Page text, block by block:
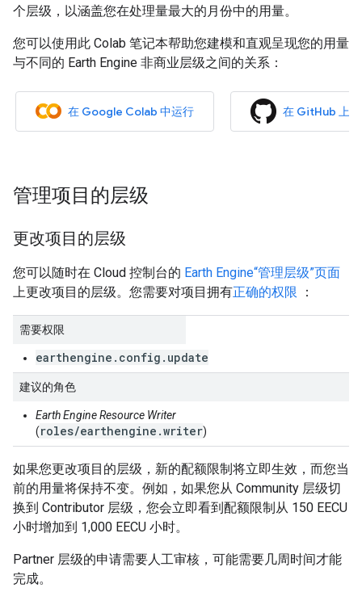
个层级，以涵盖您在处理量最大的月份中的用量。
您可以使用此 Colab 笔记本帮助您建模和直观呈现您的用量
与不同的 Earth Engine 非商业层级之间的关系：
在 Google Colab 中运行 在 GitHub 上
管理项目的层级
更改项目的层级
您可以随时在 Cloud 控制台的 Earth Engine“管理层级”页面
上更改项目的层级。您需要对项目拥有正确的权限 ：
需要权限
earthengine.config.update
建议的角色
Earth Engine Resource Writer
(roles/earthengine.writer)
如果您更改项目的层级，新的配额限制将立即生效，而您当
前的用量将保持不变。例如，如果您从 Community 层级切
换到 Contributor 层级，您会立即看到配额限制从 150 EECU
小时增加到 1,000 EECU 小时。
Partner 层级的申请需要人工审核，可能需要几周时间才能
完成。